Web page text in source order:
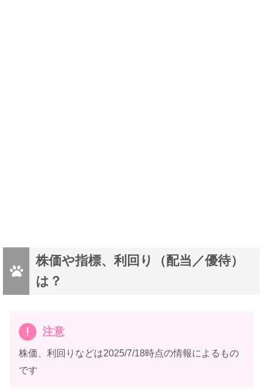
株価や指標、利回り（配当／優待）
は？
注意
株価、利回りなどは2025/7/18時点の情報によるもの
です